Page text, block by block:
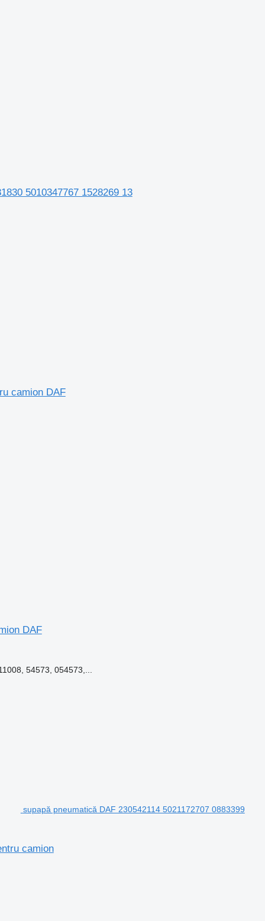
5010347767 1528269 13
camion DAF
DAF
54573, 054573,...
supapă pneumatică DAF 230542114 5021172707 0883399
camion